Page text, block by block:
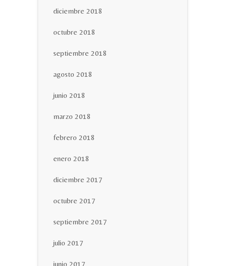
diciembre 2018
octubre 2018
septiembre 2018
agosto 2018
junio 2018
marzo 2018
febrero 2018
enero 2018
diciembre 2017
octubre 2017
septiembre 2017
julio 2017
junio 2017